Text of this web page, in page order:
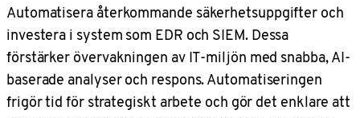
Automatisera återkommande säkerhetsuppgifter och
investera i system som EDR och SIEM. Dessa
förstärker övervakningen av IT-miljön med snabba, AI-
baserade analyser och respons. Automatiseringen
frigör tid för strategiskt arbete och gör det enklare att